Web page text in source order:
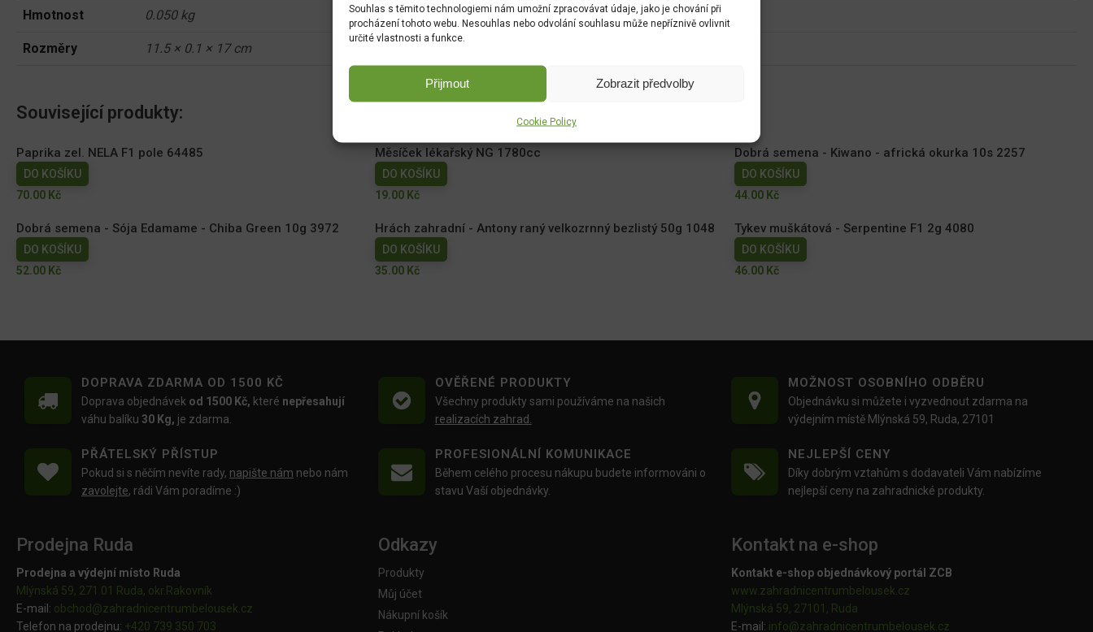
Souhlas s těmito technologiemi nám umožní zpracovávat údaje, jako je chování při
procházení tohoto webu. Nesouhlas nebo odvolání souhlasu může nepříznivě ovlivnit
určité vlastnosti a funkce.
Přijmout Zobrazit předvolby
Cookie Policy
Hmotnost 0.050 kg
Rozměry 11.5 × 0.1 × 17 cm
Související produkty:
Paprika zel. NELA F1 pole 64485
DO KOŠÍKU
70.00 Kč
Měsíček lékařský NG 1780cc
DO KOŠÍKU
19.00 Kč
Dobrá semena - Kiwano - africká okurka 10s 2257
DO KOŠÍKU
44.00 Kč
Dobrá semena - Sója Edamame - Chiba Green 10g 3972
DO KOŠÍKU
52.00 Kč
Hrách zahradní - Antony raný velkozrnný bezlistý 50g 1048
DO KOŠÍKU
35.00 Kč
Tykev muškátová - Serpentine F1 2g 4080
DO KOŠÍKU
46.00 Kč
DOPRAVA ZDARMA OD 1500 KČ
Doprava objednávek od 1500 Kč, které nepřesahují
váhu balíku30 Kg, je zdarma.
OVĚŘENÉ PRODUKTY
Všechny produkty sami používáme na našich
realizacích zahrad.
MOŽNOST OSOBNÍHO ODBĚRU
Objednávku si můžete i vyzvednout zdarma na
výdejním místě Mlýnská 59, Ruda, 27101
PŘÁTELSKÝ PŘÍSTUP
Pokud si s něčím nevíte rady, napište nám nebo nám
zavolejte, rádi Vám poradíme :)
PROFESIONÁLNÍ KOMUNIKACE
Během celého procesu nákupu budete informováni o
stavu Vaší objednávky.
NEJLEPŠÍ CENY
Díky dobrým vztahům s dodavateli Vám nabízíme
nejlepší ceny na zahradnické produkty.
Prodejna Ruda
Prodejna a výdejní místo Ruda
Mlýnská 59, 271 01 Ruda, okr.Rakovník
E-mail: obchod@zahradnicentrumbelousek.cz
Telefon na prodejnu: +420 739 350 703
Odkazy
Produkty
Můj účet
Nákupní košík
Kontakt na e-shop
Kontakt e-shop objednávkový portál ZCB
www.zahradnicentrumbelousek.cz
Mlýnská 59, 27101, Ruda
E-mail: info@zahradnicentrumbelousek. cz